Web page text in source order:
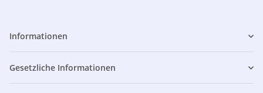
Informationen
Gesetzliche Informationen